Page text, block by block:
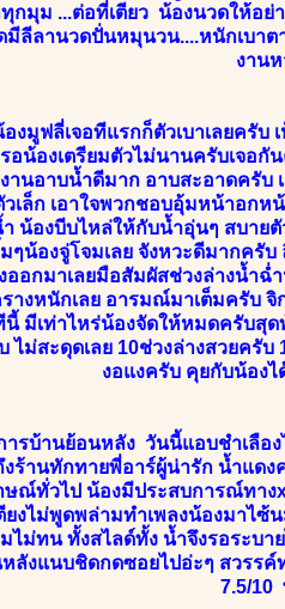
กมุม ...ต่อที่เตียว น้องนวดให้อย่
มีลีลานวดปั่นหมุนวน....หนักเบาต
งาน
งมูฟลี่เจอทีแรกก็ตัวเบาเลยครับ
อน้องเตรียมตัวไม่นานครับเจอ
านอาบน้ำดีมาก อาบสะอาดครับ
เล็ก เอาใจพวกชอบอุ้มหน้าอกห
น้องบีบไหล่ให้กับน้ำอุ่นๆ สบาย
มๆน้องจู่โจมเลย จังหวะดีมากครั
ออกมาเลยมือสัมผัสช่วงล่างน้ำฉ่
างหนักเลย อารมณ์มาเต็มครับ
นี้ มีเท่าไหร่น้องจัดให้หมดครับสุด
ไม่สะดุดเลย 10ช่วงล่างสวยครับ
งอแงครับ คุยกับน้อง
รบ้านย้อนหลัง วันนี้แอบชำเลือ
งร้านทักทายพี่อาร์ผู้น่ารัก น้ำแดง
ณ์ทั่วไป น้องมีประสบการณ์ทาง
ยงไม่พูดพล่ามทำเพลงน้องมาไซ้
ไม่ทน ทั้งสไลด์ทั้ง น้ำจึงรอระบา
ลังแนบชิดกดซอยไปอ่ะๆ สวรร
7.5/10